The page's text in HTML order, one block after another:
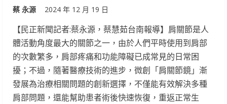
蔡 永源 2024 年 12 月 19 日
【民正新聞記者:蔡永源，蔡慧茹台南報導】肩關節是人
體活動角度最大的關節之一，由於人們平時使用到肩部
的次數繁多，肩部疼痛和功能障礙已成常見的日常困
擾；不過，隨著醫療技術的進步，微創「肩關節鏡」漸
發展為治療相關問題的創新選擇，不僅能有效解決多種
肩部問題，還能幫助患者術後快速恢復，重返正常生